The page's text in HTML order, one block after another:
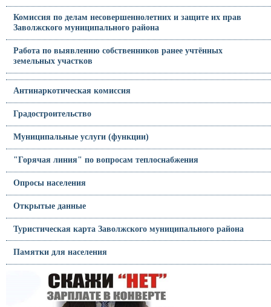
Комиссия по делам несовершеннолетних и защите их прав
Заволжского муниципального района
Работа по выявлению собственников ранее учтённых
земельных участков
Антинаркотическая комиссия
Градостроительство
Муниципальные услуги (функции)
"Горячая линия" по вопросам теплоснабжения
Опросы населения
Открытые данные
Туристическая карта Заволжского муниципального района
Памятки для населения